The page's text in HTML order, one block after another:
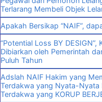
Terlarang Membeli Objek
Apakah Bersikap “NAIF”,
“Potential Loss BY DESIGN”,
Dibiarkan oleh Pemerintah
Puluh Tahun
Adslah NAIF Hakim yang
Terdakwa yang Nyata-
Terdakwa yang KORUP